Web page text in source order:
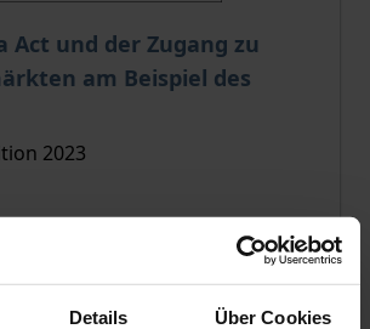
Details Über Cookies
Act und der Zugang zu
am Beispiel des
on the options chosen on the
2023